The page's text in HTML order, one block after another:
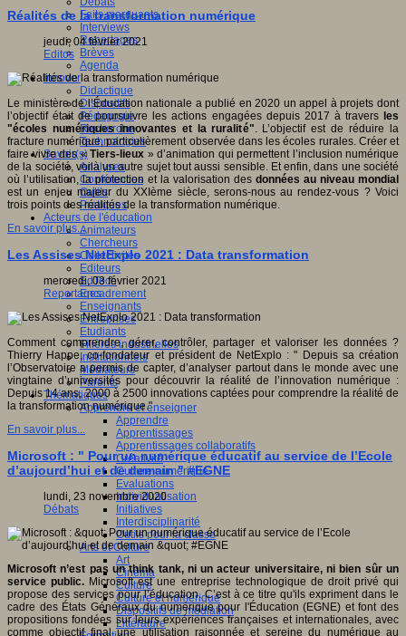
Faits marquants
Interviews
Reportages
Brèves
Agenda
Innover
Didactique
Dispositifs
Pédagogie
Recherche
Technologies
Savoir(s)
Analyses
Conférences
Outils
Pratiques
Acteurs de l'éducation
Animateurs
Chercheurs
Collectivités
Editeurs
EdTech
Encadrement
Enseignants
Entreprises
Etudiants
Filières industrielles
Institutionnels
Médiateurs
Parents
Thématiques
Apprendre et enseigner
Apprendre
Apprentissages
Apprentissages collaboratifs
Créativité
Culture numérique
Evaluations
Individualisation
Initiatives
Interdisciplinarité
Outils pour la classe
Arts et Culture
Art
Cinéma
Culture
Culture et numérique
Dispositifs de médiation
Littérature
Réalités de la transformation numérique
jeudi, 04 février 2021
Editos
Le ministère de l’Éducation nationale a publié en 2020 un appel à projets dont
l’objectif était de poursuivre les actions engagées depuis 2017 à travers les
"écoles numériques innovantes et la ruralité". L’objectif est de réduire la
fracture numérique, particulièrement observée dans les écoles rurales. Créer et
faire vivre des «Tiers-lieux » d’animation qui permettent l’inclusion numérique
de la société, voilà un autre sujet tout aussi sensible. Et enfin, dans une société
où l’utilisation, la protection et la valorisation des données au niveau mondial
est un enjeu majeur du XXIème siècle, serons-nous au rendez-vous ? Voici
trois points des réalités de la transformation numérique.
En savoir plus...
Les Assises NetExplo 2021 : Data transformation
mercredi, 03 février 2021
Reportages
Comment comprendre, gérer, contrôler, partager et valoriser les données ?
Thierry Happe, co-fondateur et président de NetExplo : " Depuis sa création
l’Observatoire a permis de capter, d’analyser partout dans le monde avec une
vingtaine d’universités pour découvrir la réalité de l’innovation numérique :
Depuis 14 ans, 2000 à 2500 innovations captées pour comprendre la réalité de
la transformation numérique."
En savoir plus...
Microsoft : " Pour un numérique éducatif au service de l’Ecole
d’aujourd’hui et de demain " #EGNE
lundi, 23 novembre 2020
Débats
Microsoft n’est pas un think tank, ni un acteur universitaire, ni bien sûr un
service public. Microsoft est une entreprise technologique de droit privé qui
propose des services pour l’éducation. C’est à ce titre qu'ils expriment dans le
cadre des États Généraux du numérique pour l'Éducation (EGNE) et font des
propositions fondées sur leurs expériences françaises et internationales, avec
comme objectif final une utilisation raisonnée et sereine du numérique au